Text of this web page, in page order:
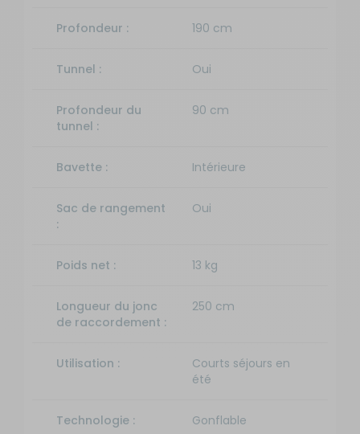
Profondeur : 190 cm
Tunnel : Oui
Profondeur du
tunnel :
90 cm
Bavette : Intérieure
Sac de rangement
:
Oui
Poids net : 13 kg
Longueur du jonc
de raccordement :
250 cm
Utilisation :
Courts séjours en
été
Technologie : Gonflable